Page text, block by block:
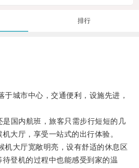
排行
城市中心，交通便利，设施先进，
国内航班，旅客只需步行短短的几
大厅，享受一站式的出行体验。
大厅宽敞明亮，设有舒适的休息区
登机的过程中也能感受到家的温